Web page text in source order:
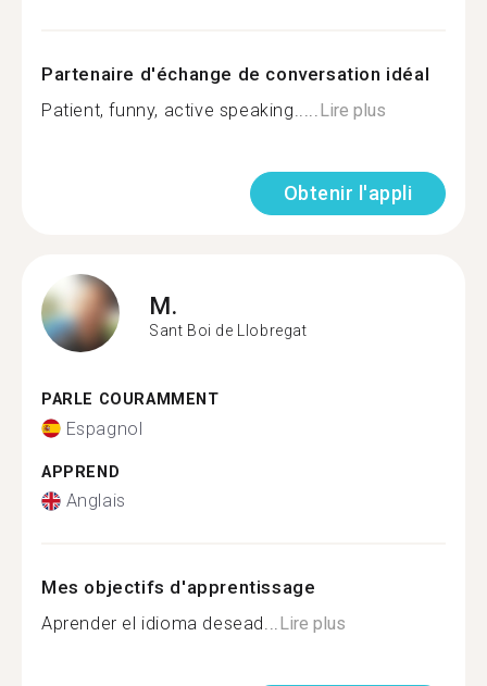
Partenaire d'échange de conversation idéal
Patient, funny, active speaking.....Lire plus
Obtenir l'appli
M.
Sant Boi de Llobregat
PARLE COURAMMENT
Espagnol
APPREND
Anglais
Mes objectifs d'apprentissage
Aprender el idioma desead...Lire plus